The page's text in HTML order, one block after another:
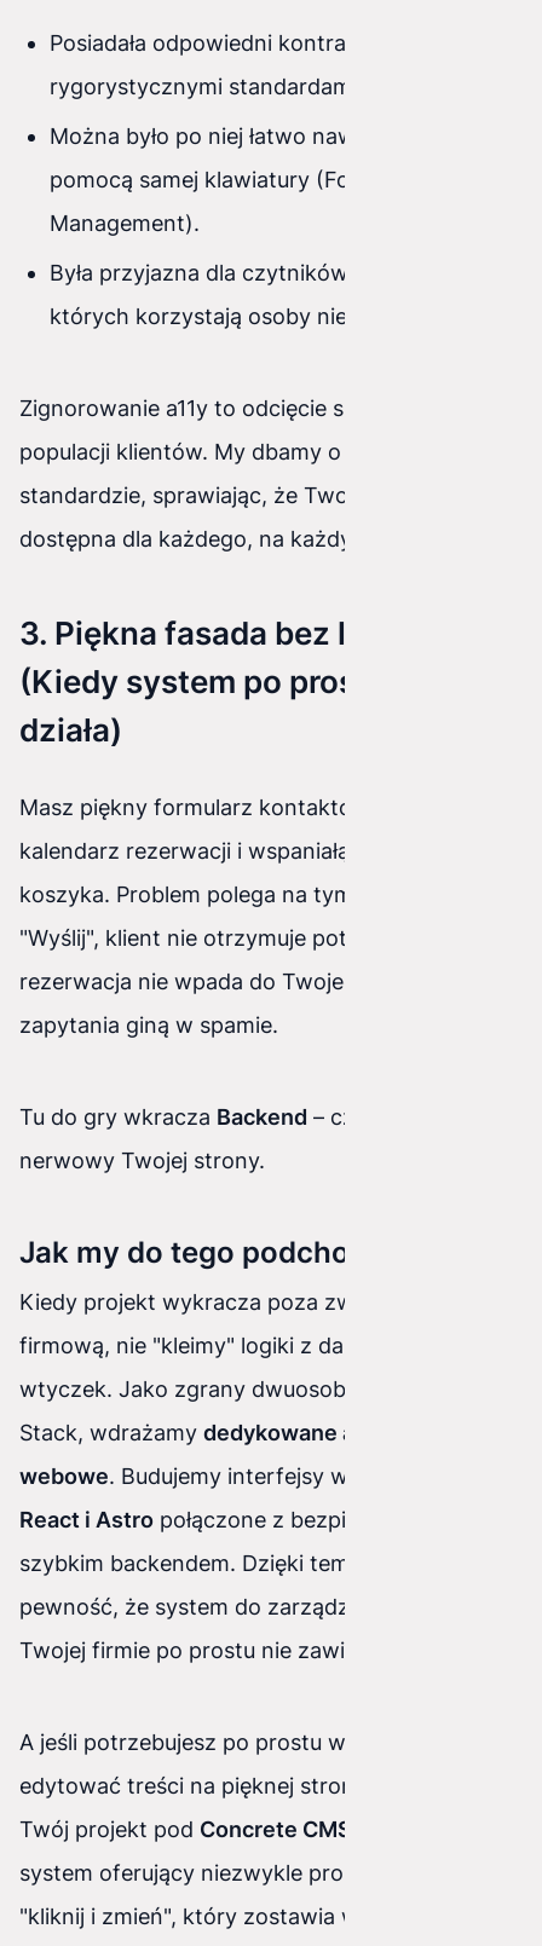
Posiadała odpowiedni kontrast (zgodnie z
rygorystycznymi standardami WCAG).
Można było po niej łatwo nawigować za
pomocą samej klawiatury (Focus
Management).
Była przyjazna dla czytników ekranowych, z
których korzystają osoby niedowidzące.
Zignorowanie a11y to odcięcie się od około 15%
populacji klientów. My dbamy o te detale w
standardzie, sprawiając, że Twoja strona jest
dostępna dla każdego, na każdym urządzeniu.
3. Piękna fasada bez logiki
(Kiedy system po prostu nie
działa)
Masz piękny formularz kontaktowy, elegancki
kalendarz rezerwacji i wspaniałą animację
koszyka. Problem polega na tym, że po kliknięciu
"Wyślij", klient nie otrzymuje potwierdzenia,
rezerwacja nie wpada do Twojego systemu, a
zapytania giną w spamie.
Tu do gry wkracza Backend – czyli system
nerwowy Twojej strony.
Jak my do tego podchodzimy?
Kiedy projekt wykracza poza zwykłą wizytówkę
firmową, nie "kleimy" logiki z darmowych
wtyczek. Jako zgrany dwuosobowy zespół Full-
Stack, wdrażamy dedykowane aplikacje
webowe. Budujemy interfejsy w frameworku
React i Astro połączone z bezpiecznym,
szybkim backendem. Dzięki temu zyskujesz
pewność, że system do zarządzania klientami w
Twojej firmie po prostu nie zawiedzie.
A jeśli potrzebujesz po prostu w łatwy sposób
edytować treści na pięknej stronie? Podpinamy
Twój projekt pod Concrete CMS
system oferujący niezwykle prostą edycję typu
"kliknij i zmień", który zostawia w tyle